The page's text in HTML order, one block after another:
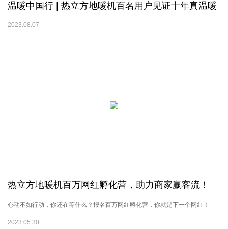
温暖中国行 | 热立方地暖机百名用户见证十年真温暖
2023.08.07
热立方地暖机百万网红孵化营，助力商家赢客流！
心动不如行动，你还在等什么？报名百万网红孵化营，你就是下一个网红！
2023.05.30